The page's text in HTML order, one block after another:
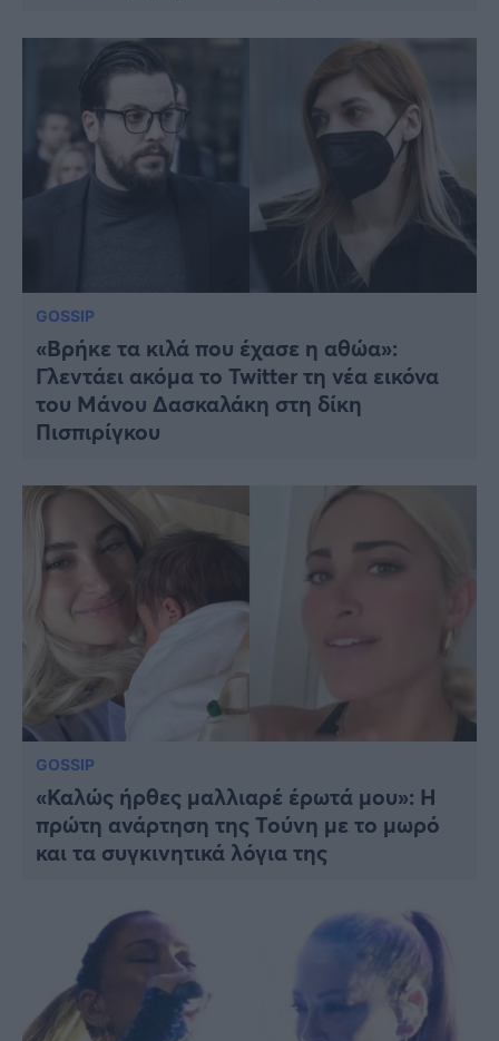
GOSSIP
«Βρήκε τα κιλά που έχασε η αθώα»:
Γλεντάει ακόμα το Twitter τη νέα εικόνα
του Μάνου Δασκαλάκη στη δίκη
Πισπιρίγκου
GOSSIP
«Καλώς ήρθες μαλλιαρέ έρωτά μου»: Η
πρώτη ανάρτηση της Τούνη με το μωρό
και τα συγκινητικά λόγια της